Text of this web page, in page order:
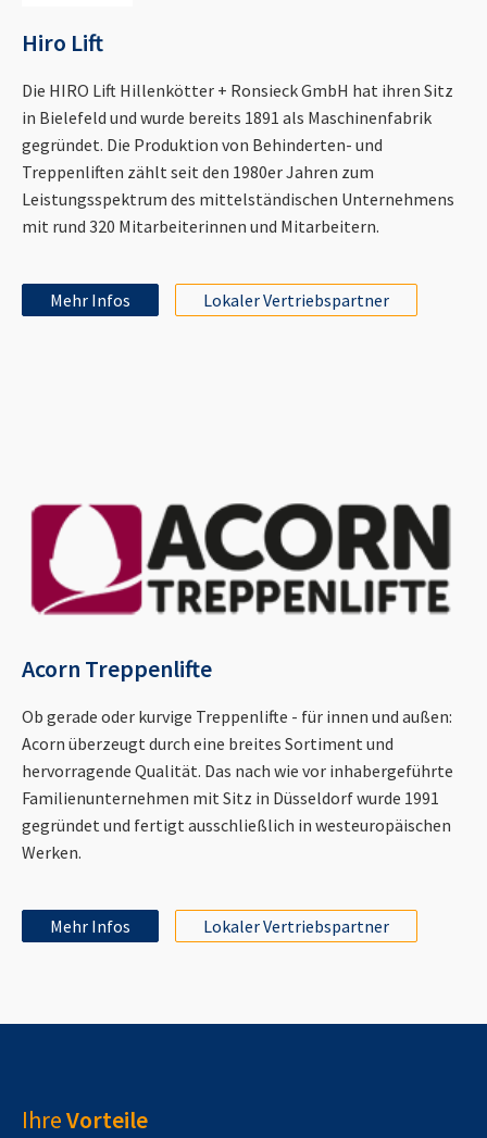
Hiro Lift
Die HIRO Lift Hillenkötter + Ronsieck GmbH hat ihren Sitz
in Bielefeld und wurde bereits 1891 als Maschinenfabrik
gegründet. Die Produktion von Behinderten- und
Treppenliften zählt seit den 1980er Jahren zum
Leistungsspektrum des mittelständischen Unternehmens
mit rund 320 Mitarbeiterinnen und Mitarbeitern.
Mehr Infos Lokaler Vertriebspartner
Acorn Treppenlifte
Ob gerade oder kurvige Treppenlifte - für innen und außen:
Acorn überzeugt durch eine breites Sortiment und
hervorragende Qualität. Das nach wie vor inhabergeführte
Familienunternehmen mit Sitz in Düsseldorf wurde 1991
gegründet und fertigt ausschließlich in westeuropäischen
Werken.
Mehr Infos Lokaler Vertriebspartner
IhreVorteile